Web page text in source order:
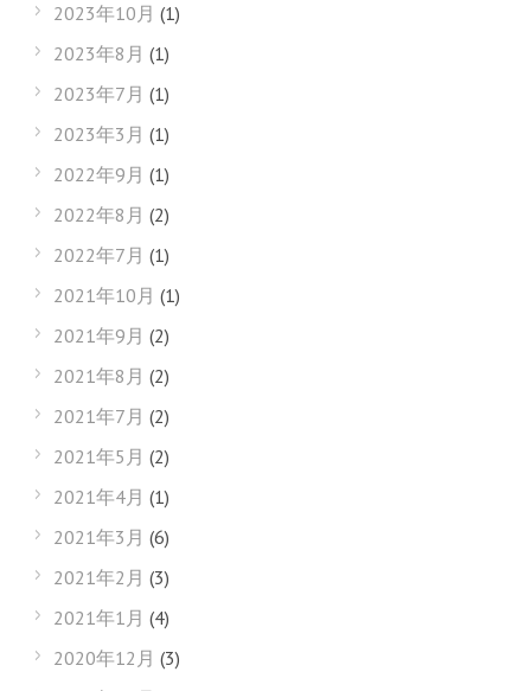
2023年10月 (1)
2023年8月 (1)
2023年7月 (1)
2023年3月 (1)
2022年9月 (1)
2022年8月 (2)
2022年7月 (1)
2021年10月 (1)
2021年9月 (2)
2021年8月 (2)
2021年7月 (2)
2021年5月 (2)
2021年4月 (1)
2021年3月 (6)
2021年2月 (3)
2021年1月 (4)
2020年12月 (3)